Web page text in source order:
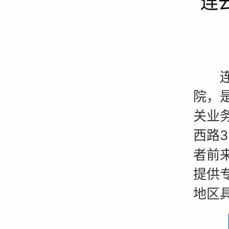
连
院，
关业
西路
者前
提供
地区